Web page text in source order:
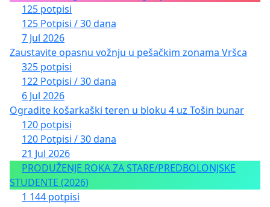
125 potpisi
125 Potpisi / 30 dana
7 Jul 2026
Zaustavite opasnu vožnju u pešačkim zonama Vršca
325 potpisi
122 Potpisi / 30 dana
6 Jul 2026
Ogradite košarkaški teren u bloku 4 uz Tošin bunar
120 potpisi
120 Potpisi / 30 dana
21 Jul 2026
PRODUŽENJE ROKA ZA STARE/PREDBOLONJSKE
STUDENTE (2026)
1 144 potpisi